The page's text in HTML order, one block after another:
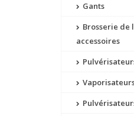
Gants
Brosserie de
accessoires